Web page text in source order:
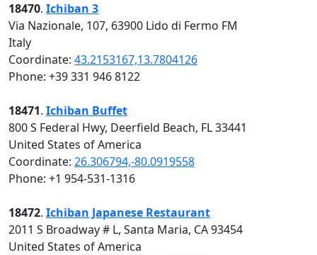
18470. Ichiban 3
Via Nazionale, 107, 63900 Lido di Fermo FM
Italy
Coordinate: 43.2153167,13.7804126
Phone: +39 331 946 8122
18471. Ichiban Buffet
800 S Federal Hwy, Deerfield Beach, FL 33441
United States of America
Coordinate: 26.306794,-80.0919558
Phone: +1 954-531-1316
18472. Ichiban Japanese Restaurant
2011 S Broadway # L, Santa Maria, CA 93454
United States of America